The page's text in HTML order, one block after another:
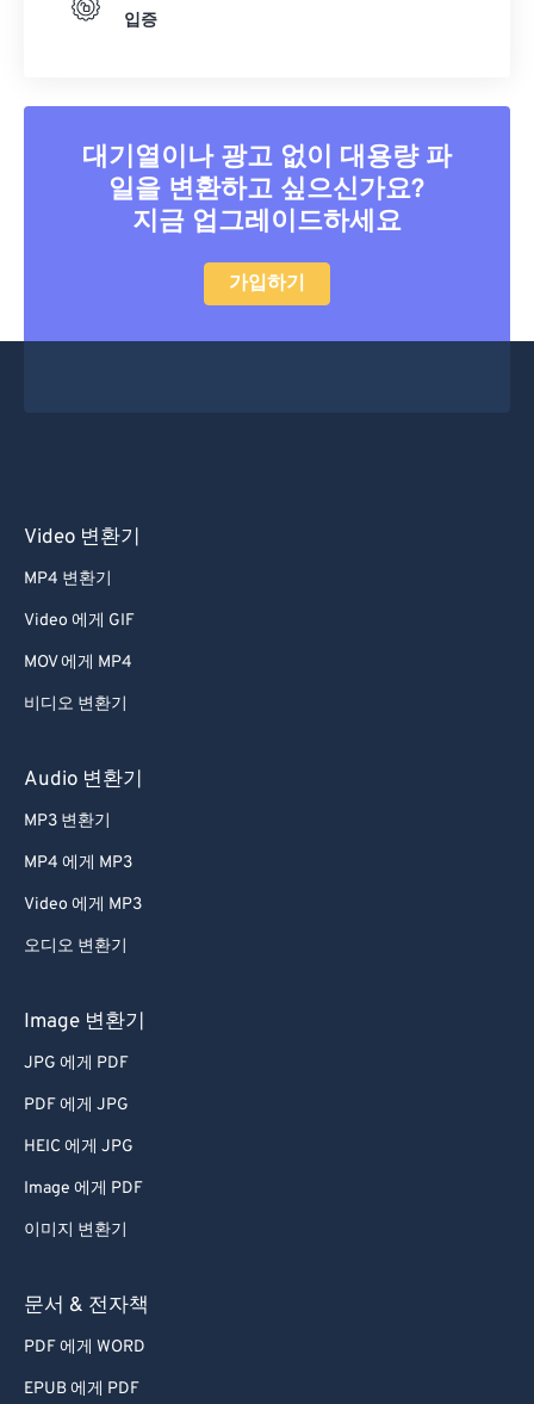
입증
대기열이나 광고 없이 대용량 파
일을 변환하고 싶으신가요?
지금 업그레이드하세요
가입하기
Video 변환기
MP4 변환기
Video 에게 GIF
MOV 에게 MP4
비디오 변환기
Audio 변환기
MP3 변환기
MP4 에게 MP3
Video 에게 MP3
오디오 변환기
Image 변환기
JPG 에게 PDF
PDF 에게 JPG
HEIC 에게 JPG
Image 에게 PDF
이미지 변환기
문서 & 전자책
PDF 에게 WORD
EPUB 에게 PDF